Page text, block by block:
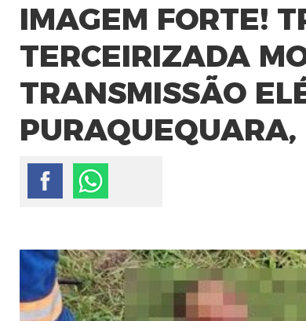
IMAGEM FORTE!
TERCEIRIZADA
TRANSMISSÃO